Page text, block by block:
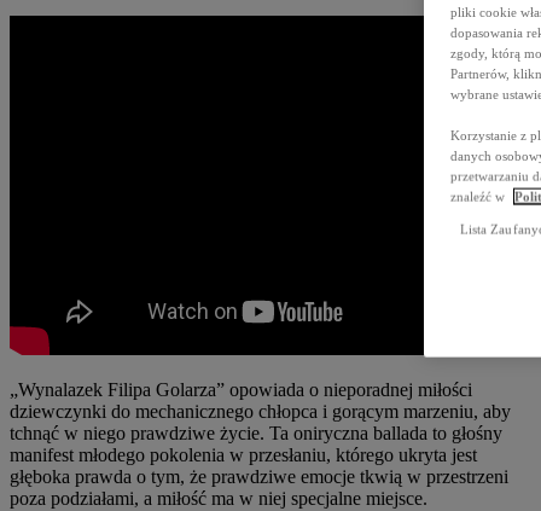
„Wynalazek Filipa Golarza” opowiada o nieporadnej miłości
dziewczynki do mechanicznego chłopca i gorącym marzeniu, aby
tchnąć w niego prawdziwe życie. Ta oniryczna ballada to głośny
manifest młodego pokolenia w przesłaniu, którego ukryta jest
głęboka prawda o tym, że prawdziwe emocje tkwią w przestrzeni
poza podziałami, a miłość ma w niej specjalne miejsce.
pliki cookie
dopasowania
zgody, którą
Partnerów,
wybrane
Korzystanie z
danych
przetwarzaniu
znaleźć w
Lista